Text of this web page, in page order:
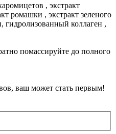
, экстракт
ромашки , экстракт зеленого
гидролизованный коллаген ,
помассируйте до полного
ваш может стать первым!